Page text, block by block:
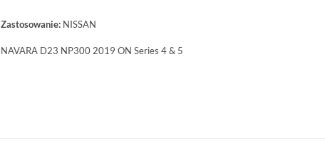
Zastosowanie: NISSAN
NAVARA D23 NP300 2019 ON Series 4 & 5